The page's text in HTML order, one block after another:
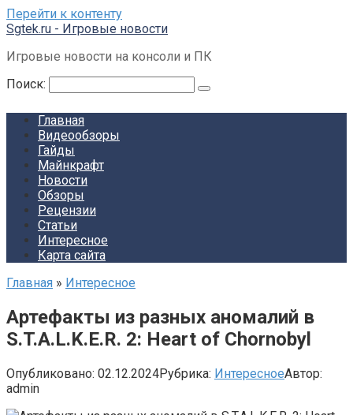
Перейти к контенту
Sgtek.ru - Игровые новости
Игровые новости на консоли и ПК
Поиск:
Главная
Видеообзоры
Гайды
Майнкрафт
Новости
Обзоры
Рецензии
Статьи
Интересное
Карта сайта
Главная » Интересное
Артефакты из разных аномалий в
S.T.A.L.K.E.R. 2: Heart of Chornobyl
Опубликовано: 02.12.2024Рубрика: ИнтересноеАвтор:
admin